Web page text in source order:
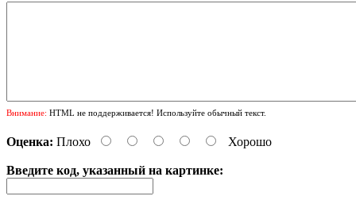
Внимание: HTML не поддерживается! Используйте обычный текст.
Оценка: Плохо Хорошо
Введите код, указанный на картинке: